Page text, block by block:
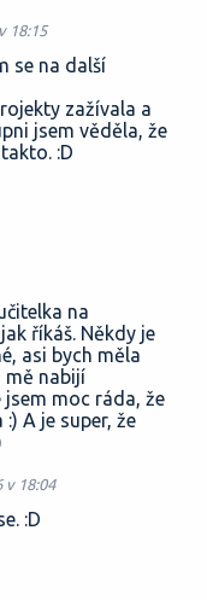
18:15
se na další
zažívala a
jsem věděla, že
:D
na
říkáš. Někdy je
asi bych měla
mě nabijí
jsem moc ráda, že
A je super, že
v 18:04
:D